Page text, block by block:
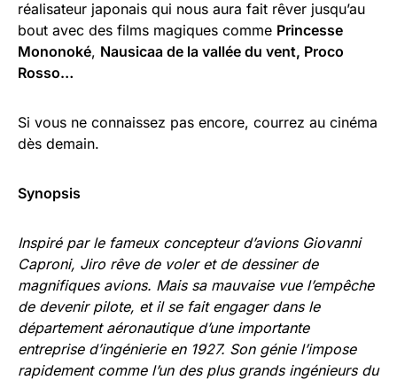
réalisateur japonais qui nous aura fait rêver jusqu’au
bout avec des films magiques comme Princesse
Mononoké, Nausicaa de la vallée du vent, Proco
Rosso…
Si vous ne connaissez pas encore, courrez au cinéma
dès demain.
Synopsis
Inspiré par le fameux concepteur d’avions Giovanni
Caproni, Jiro rêve de voler et de dessiner de
magnifiques avions. Mais sa mauvaise vue l’empêche
de devenir pilote, et il se fait engager dans le
département aéronautique d’une importante
entreprise d’ingénierie en 1927. Son génie l’impose
rapidement comme l’un des plus grands ingénieurs du